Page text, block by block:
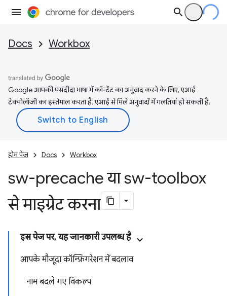
Docs Workbox
Google आपकी पसंदीदा भाषा में कॉन्टेंट का अनुवाद करने के लिए, एआई
टेक्नोलॉजी का इस्तेमाल करता है. एआई से मिले अनुवादों में गलतियां हो सकती हैं.
होम पेज Docs Workbox
sw-precache या sw-toolbox
से माइग्रेट करना
इस पेज पर, यह जानकारी उपलब्ध है
आपके मौजूदा कॉन्फ़िगरेशन में बदलाव
नाम बदले गए विकल्प